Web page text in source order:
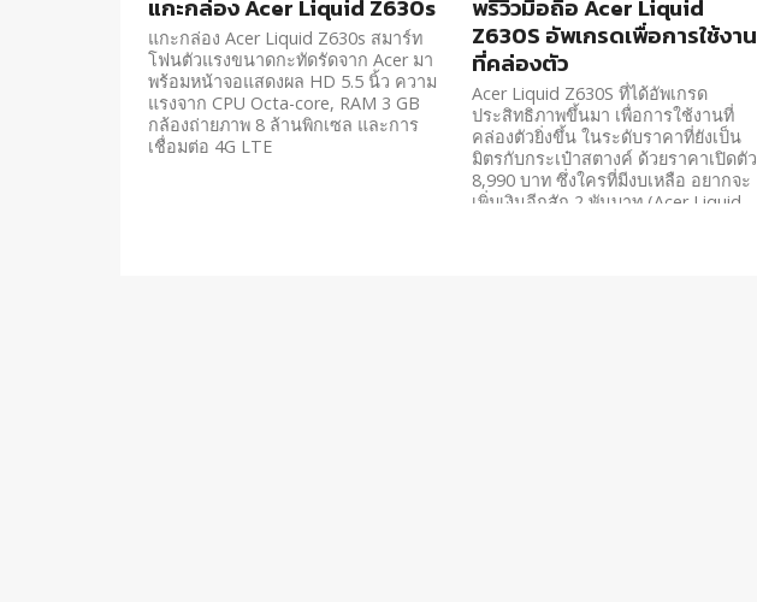
แกะกล่อง Acer Liquid Z630s
แกะกล่อง Acer Liquid Z630s สมาร์ท
โฟนตัวแรงขนาดกะทัดรัดจาก Acer มา
พร้อมหน้าจอแสดงผล HD 5.5 นิ้ว ความ
แรงจาก CPU Octa-core, RAM 3 GB
กล้องถ่ายภาพ 8 ล้านพิกเซล และการ
เชื่อมต่อ 4G LTE
พรีวิวมือถือ Acer Liquid
Z630S อัพเกรดเพื่อการใช้งาน
ที่คล่องตัว
Acer Liquid Z630S ที่ได้อัพเกรด
ประสิทธิภาพขึ้นมา เพื่อการใช้งานที่
คล่องตัวยิ่งขึ้น ในระดับราคาที่ยังเป็น
มิตรกับกระเป๋าสตางค์ ด้วยราคาเปิดตัว
8,990 บาท ซึ่งใครที่มีงบเหลือ อยากจะ
เพิ่มเงินอีกสัก 2 พันบาท (Acer Liquid